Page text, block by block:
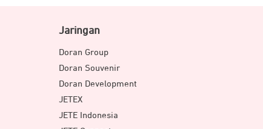
Jaringan
Doran Group
Doran Souvenir
Doran Development
JETEX
JETE Indonesia